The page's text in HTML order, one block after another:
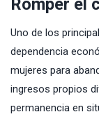
Romper el
Uno de los
dependencia
mujeres para
ingresos propios
permanencia en